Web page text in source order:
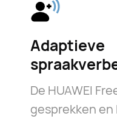
Adaptieve
De HUAWEI
gesprekken